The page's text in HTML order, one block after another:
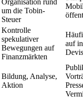
Organisation rund
um die Tobin-
Steuer
Kontrolle
spekulativer
Bewegungen auf
Finanzmärkten
auf
Bildung, Analyse,
Aktion